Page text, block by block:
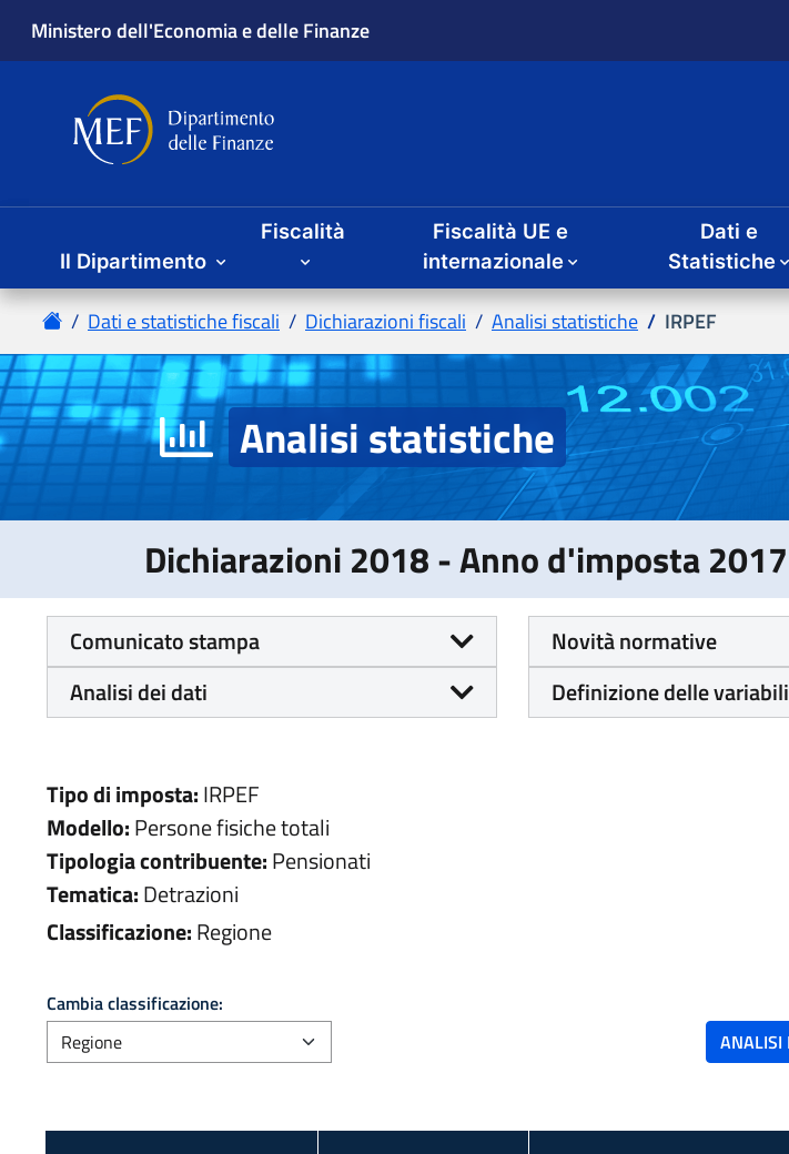
Il Dipartimento
Fiscalità Fiscalità UE e Dati e
IRPEF
Analisi statistiche
Dichiarazioni 2018 - Anno d'imposta 2017
Comunicato stampa Novità normative
Analisi dei dati
Definizione delle variabili
Tipo di imposta:IRPEF
Modello:Persone fisiche totali
Tipologia contribuente:Pensionati
Tematica:Detrazioni
Classificazione:Regione
Cambia classificazione: